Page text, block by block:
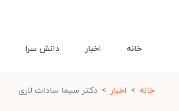
دانش سرا اخبار خانه
خانه اخبار دکتر سیما سادات لاری